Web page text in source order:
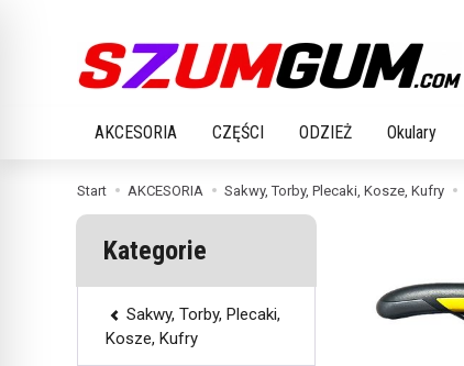
AKCESORIA CZĘŚCI ODZIEŻ Okulary
Start AKCESORIA Sakwy, Torby, Plecaki, Kosze, Kufry
Kategorie
Sakwy, Torby, Plecaki,
Kosze, Kufry